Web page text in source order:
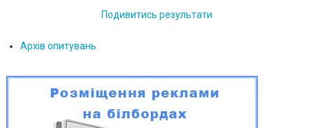
Подивитись результати
Архів опитувань